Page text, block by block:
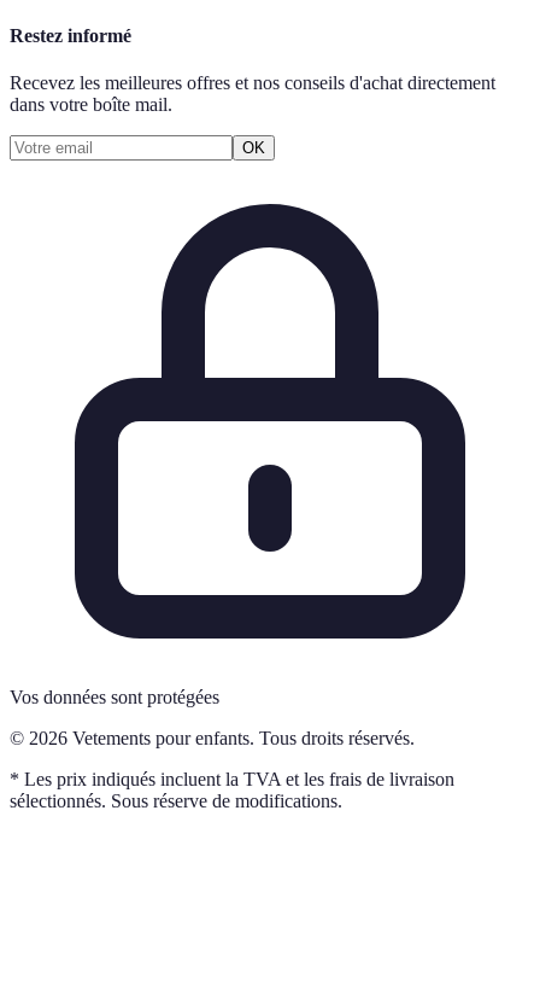
Restez informé
Recevez les meilleures offres et nos conseils d'achat directement
dans votre boîte mail.
OK
Vos données sont protégées
© 2026 Vetements pour enfants. Tous droits réservés.
* Les prix indiqués incluent la TVA et les frais de livraison
sélectionnés. Sous réserve de modifications.